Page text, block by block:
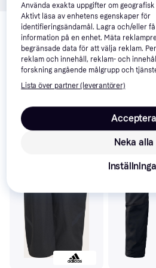
Relaterade produkter
Vi har plockat fram ett urval av
intressera dig. Visa alla
Trendande
Använda exakta uppgifter om
Aktivt läsa av enhetens egenskaper för
identifieringsändamål. Lagra och/eller
information på en enhet. Mäta
begränsade data för att välja reklam.
reklam och innehåll, reklam- och
forskning angående målgrupp och
Lista över partner (leverantörer)
Neka alla
Acceptera